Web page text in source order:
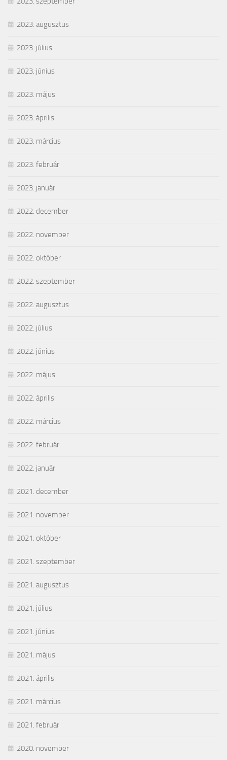
2023. augusztus
2023. július
2023. június
2023. május
2023. április
2023. március
2023. február
2023. január
2022. december
2022. november
2022. október
2022. szeptember
2022. augusztus
2022. július
2022. június
2022. május
2022. április
2022. március
2022. február
2022. január
2021. december
2021. november
2021. október
2021. szeptember
2021. augusztus
2021. július
2021. június
2021. május
2021. április
2021. március
2021. február
2020. november